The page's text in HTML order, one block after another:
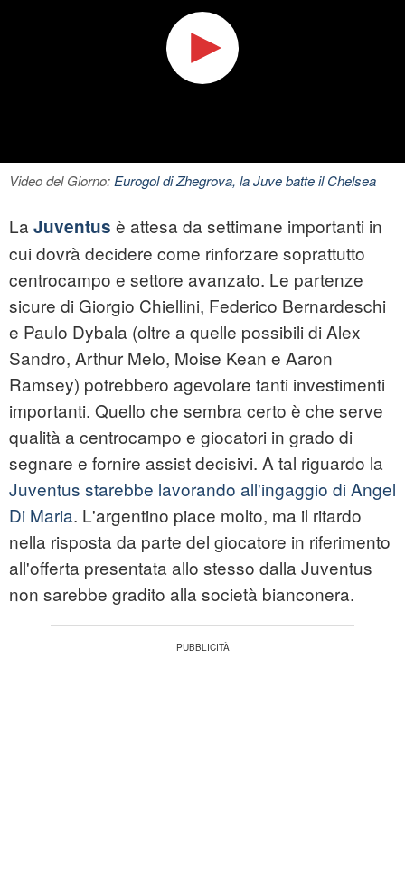
Video del Giorno:Eurogol di Zhegrova, la Juve batte il Chelsea
La Juventus è attesa da settimane importanti in
cui dovrà decidere come rinforzare soprattutto
centrocampo e settore avanzato. Le partenze
sicure di Giorgio Chiellini, Federico Bernardeschi
e Paulo Dybala (oltre a quelle possibili di Alex
Sandro, Arthur Melo, Moise Kean e Aaron
Ramsey) potrebbero agevolare tanti investimenti
importanti. Quello che sembra certo è che serve
qualità a centrocampo e giocatori in grado di
segnare e fornire assist decisivi. A tal riguardo la
Juventus starebbe lavorando all'ingaggio di Angel
Di Maria. L'argentino piace molto, ma il ritardo
nella risposta da parte del giocatore in riferimento
all'offerta presentata allo stesso dalla Juventus
non sarebbe gradito alla società bianconera.